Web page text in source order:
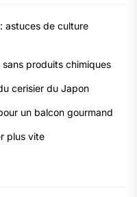
astuces de culture
produits chimiques
cerisier du Japon
un balcon gourmand
plus vite